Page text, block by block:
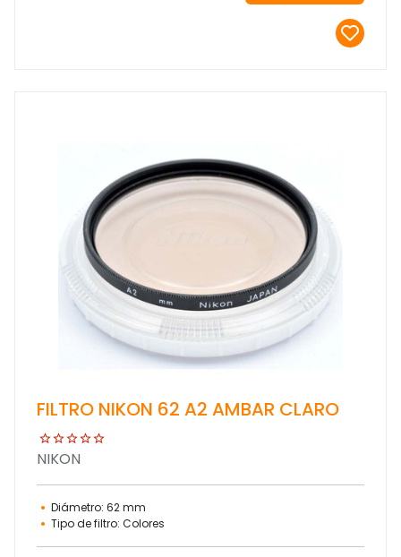
FILTRO NIKON 62 A2 AMBAR CLARO
NIKON
Diámetro: 62 mm
Tipo de filtro: Colores